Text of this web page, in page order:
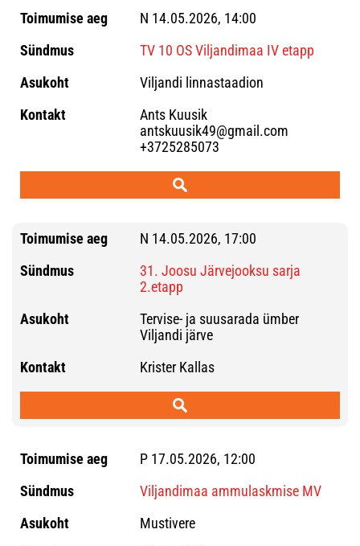
N 14.05.2026, 14:00
TV 10 OS Viljandimaa IV etapp
Viljandi linnastaadion
Ants Kuusik
antskuusik49@gmail.com
+3725285073
N 14.05.2026, 17:00
31. Joosu Järvejooksu sarja
2.etapp
Tervise- ja suusarada ümber
Viljandi järve
Krister Kallas
P 17.05.2026, 12:00
Viljandimaa ammulaskmise MV
Mustivere